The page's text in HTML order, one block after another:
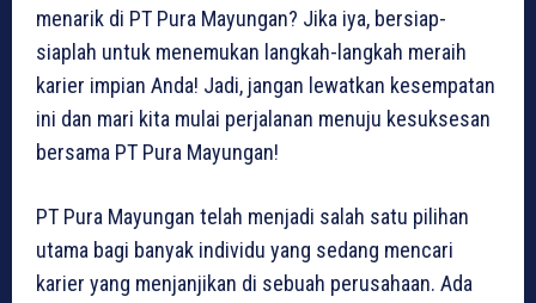
menarik di PT Pura Mayungan? Jika iya, bersiap-
siaplah untuk menemukan langkah-langkah meraih
karier impian Anda! Jadi, jangan lewatkan kesempatan
ini dan mari kita mulai perjalanan menuju kesuksesan
bersama PT Pura Mayungan!
PT Pura Mayungan telah menjadi salah satu pilihan
utama bagi banyak individu yang sedang mencari
karier yang menjanjikan di sebuah perusahaan. Ada